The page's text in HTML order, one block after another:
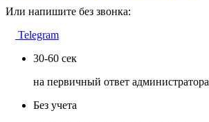
Или напишите без звонка:
Telegram
30-60 сек
на первичный ответ администратора
Без учета